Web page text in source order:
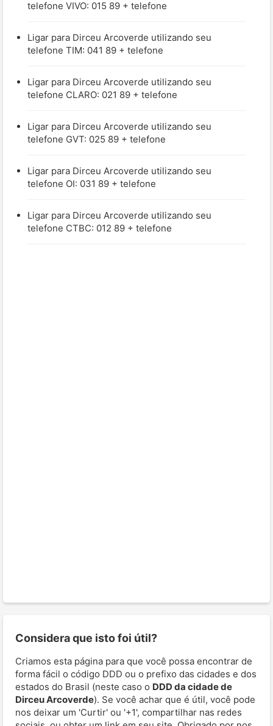
telefone VIVO: 015 89 + telefone
Ligar para Dirceu Arcoverde utilizando seu
telefone TIM: 041 89 + telefone
Ligar para Dirceu Arcoverde utilizando seu
telefone CLARO: 021 89 + telefone
Ligar para Dirceu Arcoverde utilizando seu
telefone GVT: 025 89 + telefone
Ligar para Dirceu Arcoverde utilizando seu
telefone OI: 031 89 + telefone
Ligar para Dirceu Arcoverde utilizando seu
telefone CTBC: 012 89 + telefone
Considera que isto foi útil?
Criamos esta página para que você possa encontrar de
forma fácil o código DDD ou o prefixo das cidades e dos
estados do Brasil (neste caso o DDD da cidade de
Dirceu Arcoverde). Se você achar que é útil, você pode
nos deixar um 'Curtir' ou '+1', compartilhar nas redes